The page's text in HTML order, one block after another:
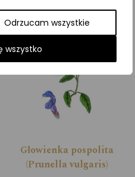
Odrzucam wszystkie
wszystko
Głowienka pospolita
(Prunella vulgaris)